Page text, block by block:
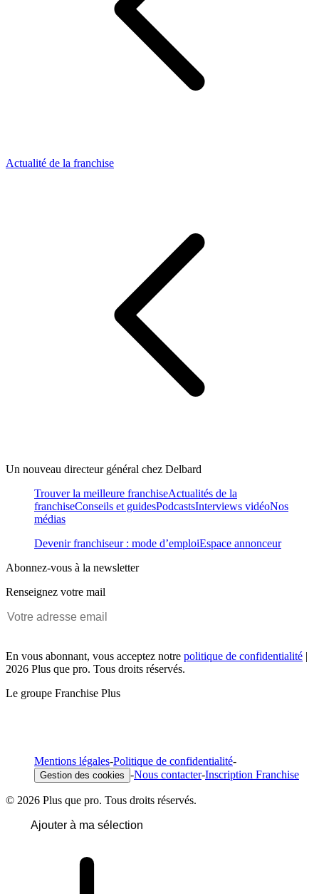
Actualité de la franchise
Un nouveau directeur général chez Delbard
Trouver la meilleure franchiseActualités de la
franchiseConseils et guidesPodcastsInterviews vidéoNos
médias
Devenir franchiseur : mode d’emploiEspace annonceur
Abonnez-vous à la newsletter
Renseignez votre mail
En vous abonnant, vous acceptez notre politique de confidentialité |
2026 Plus que pro. Tous droits réservés.
Le groupe Franchise Plus
Mentions légales-Politique de confidentialité-
Gestion des cookies -Nous contacter-Inscription Franchise
© 2026 Plus que pro. Tous droits réservés.
Ajouter à ma sélection